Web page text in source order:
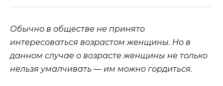
Обычно в обществе не принято
интересоваться возрастом женщины. Но в
данном случае о возрасте женщины не только
нельзя умалчивать — им можно гордиться.